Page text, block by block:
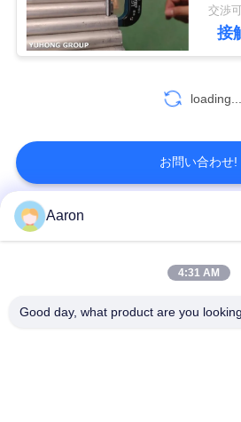
PRIVACY
POLICY
熱交換管の
ル
熱交換器
交渉
接
loading...
お問い合わせ!
ムレスパイプ
目
Aaron
4:31 AM
Good day, what product are you